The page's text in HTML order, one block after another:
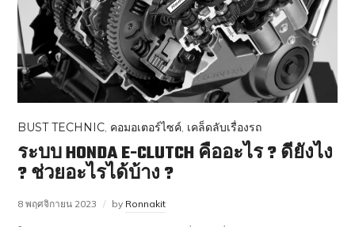
BUST TECHNIC, คอมอเตอร์ไซค์, เคล็ดลับเรื่องรถ
ระบบ HONDA E-CLUTCH คืออะไร ? ดียังไง
? ช่วยอะไรได้บ้าง ?
8 พฤศจิกายน 2023 by Ronnakit